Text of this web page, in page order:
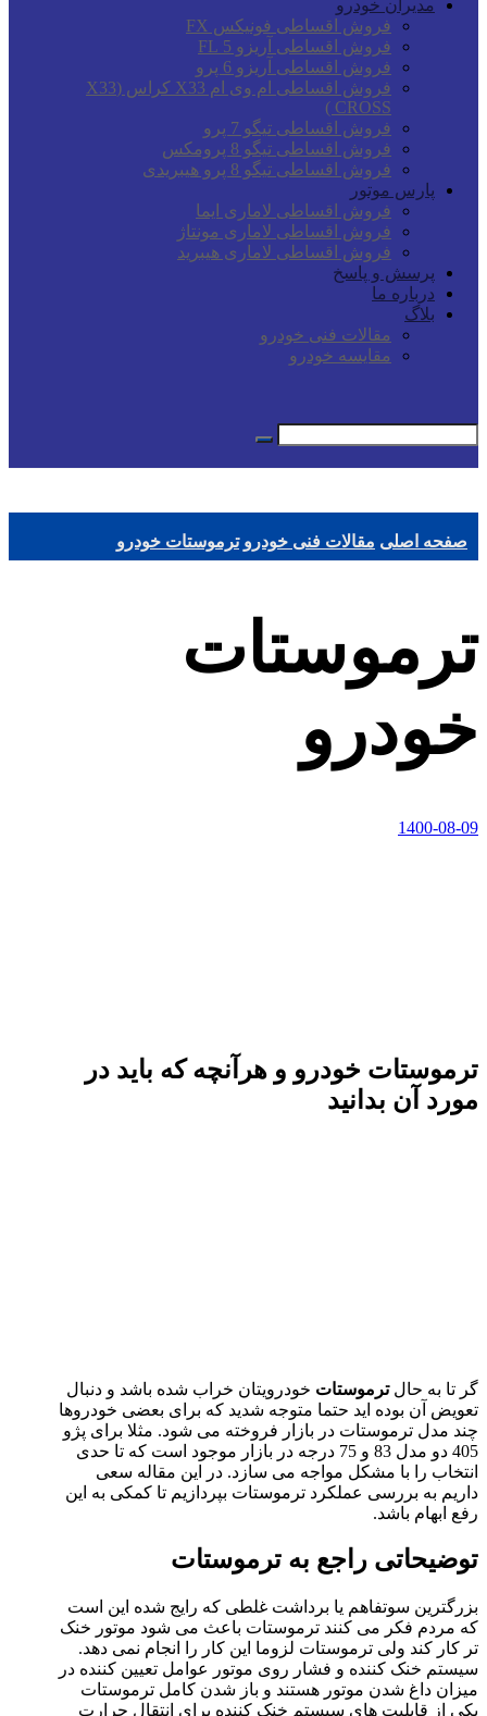
مدیران خودرو
فروش اقساطی فونیکس FX
فروش اقساطی آریزو 5 FL
فروش اقساطی آریزو 6 پرو
فروش اقساطی ام وی ام X33 کراس (X33
CROSS )
فروش اقساطی تیگو 7 پرو
فروش اقساطی تیگو 8 پرومکس
فروش اقساطی تیگو 8 پرو هیبریدی
پارس موتور
فروش اقساطی لاماری ایما
فروش اقساطی لاماری مونتاژ
فروش اقساطی لاماری هیبرید
پرسش و پاسخ
درباره ما
بلاگ
مقالات فنی خودرو
مقایسه خودرو
صفحه اصلی مقالات فنی خودرو ترموستات خودرو
ترموستات
خودرو
1400-08-09
ترموستات خودرو و هرآنچه که باید در
مورد آن بدانید
گر تا به حالترموستات خودرویتان خراب شده باشد و دنبال
تعویض آن بوده اید حتما متوجه شدید که برای بعضی خودروها
چند مدل ترموستات در بازار فروخته می شود. مثلا برای پژو
405 دو مدل 83 و 75 درجه در بازار موجود است که تا حدی
انتخاب را با مشکل مواجه می سازد. در این مقاله سعی
داریم به بررسی عملکرد ترموستات بپردازیم تا کمکی به این
رفع ابهام باشد.
توضیحاتی راجع به ترموستات
بزرگترین سوتفاهم یا برداشت غلطی که رایج شده این است
که مردم فکر می کنند ترموستات باعث می شود موتور خنک
تر کار کند ولی ترموستات لزوما این کار را انجام نمی دهد.
سیستم خنک کننده و فشار روی موتور عوامل تعیین کننده در
میزان داغ شدن موتور هستند و باز شدن کامل ترموستات
یکی از قابلیت های سیستم خنک کننده برای انتقال حرارت